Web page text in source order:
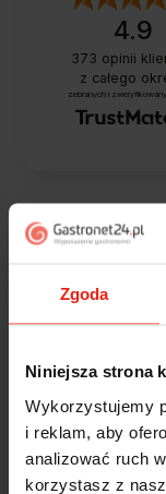
Zgoda
Niniejsza strona
Wykorzystujemy
i reklam, aby
analizować ruch
korzystasz z
4.9
373 opinii
z całego
zebranych i
Jak zbieramy
5
Polecam
Zostałem
w tym tygodniu